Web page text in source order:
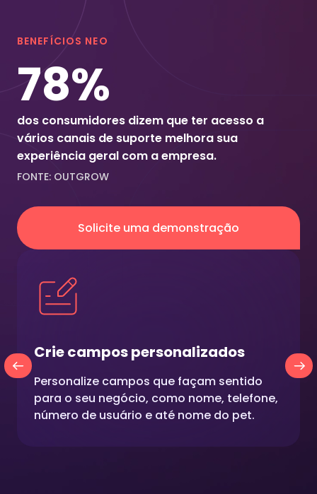
BENEFÍCIOS NEO
78%
dos consumidores dizem que ter acesso a
vários canais de suporte melhora sua
experiência geral com a empresa.
FONTE: OUTGROW
Solicite uma demonstração
Crie campos personalizados
Personalize campos que façam sentido
para o seu negócio, como nome, telefone,
número de usuário e até nome do pet.